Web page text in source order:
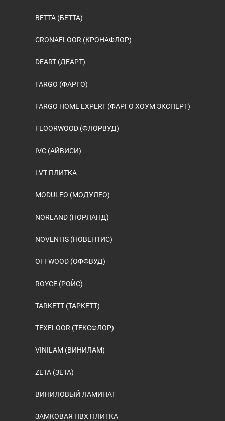
BETTA (БЕТТА)
CRONAFLOOR (КРОНАФЛОР)
DEART (ДЕАРТ)
FARGO (ФАРГО)
FARGO HOME EXPERT (ФАРГО ХОУМ ЭКСПЕРТ)
FLOORWOOD (ФЛОРВУД)
IVC (АЙВИСИ)
LVT ПЛИТКА
MODULEO (МОДУЛЕО)
NORLAND (НОРЛАНД)
NOVENTIS (НОВЕНТИС)
OFFWOOD (ОФФВУД)
ROYCE (РОЙС)
TARKETT (ТАРКЕТТ)
TEXFLOOR (ТЕКСФЛОР)
VINILAM (ВИНИЛАМ)
ZETA (ЗЕТА)
ВИНИЛОВЫЙ ЛАМИНАТ
ЗАМКОВАЯ ПВХ ПЛИТКА